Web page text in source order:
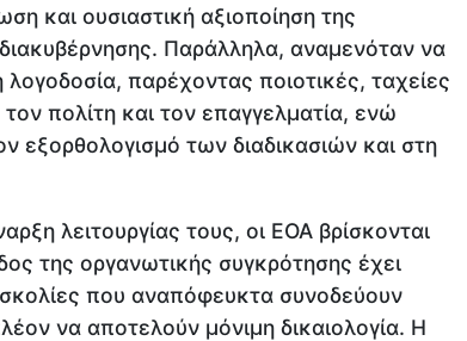
και ουσιαστική αξιοποίηση της
Παράλληλα, αναμενόταν να
λογοδοσία, παρέχοντας ποιοτικές, ταχείες
πολίτη και τον επαγγελματία, ενώ
εξορθολογισμό των διαδικασιών και στη
λειτουργίας τους, οι ΕΟΑ βρίσκονται
της οργανωτικής συγκρότησης έχει
που αναπόφευκτα συνοδεύουν
να αποτελούν μόνιμη δικαιολογία. Η